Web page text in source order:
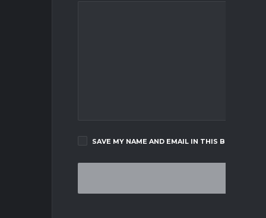
SAVE MY NAME AND EMAIL IN THIS BROWSER